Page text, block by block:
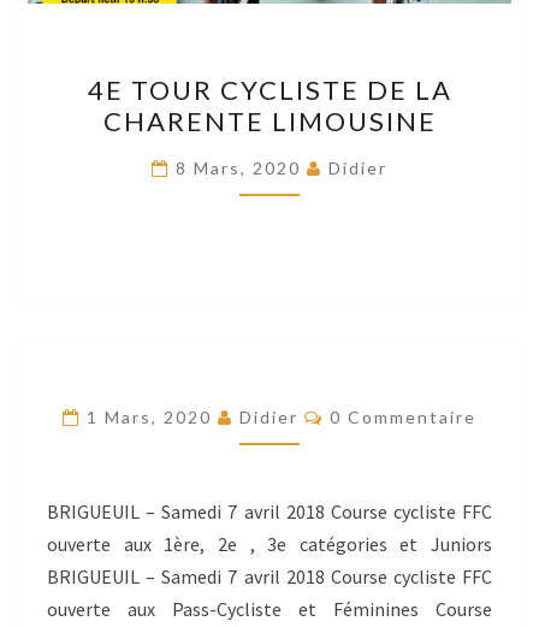
TOUR
CYCLISTE
DE
LA
4E TOUR CYCLISTE DE LA
CHARENTE LIMOUSINE
8 Mars, 2020 Didier
1 Mars, 2020 Didier Commentaires
0 Commentaire
BRIGUEUIL – Samedi 7 avril 2018 Course cycliste FFC
ouverte aux 1ère, 2e , 3e catégories et Juniors
BRIGUEUIL – Samedi 7 avril 2018 Course cycliste FFC
ouverte aux Pass-Cycliste et Féminines Course